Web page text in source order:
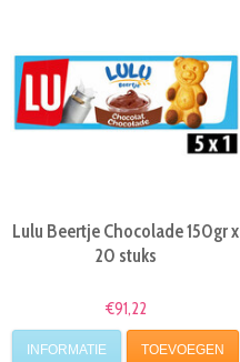
Lulu Beertje Chocolade 150gr x
20 stuks
€91,22
INFORMATIE TOEVOEGEN